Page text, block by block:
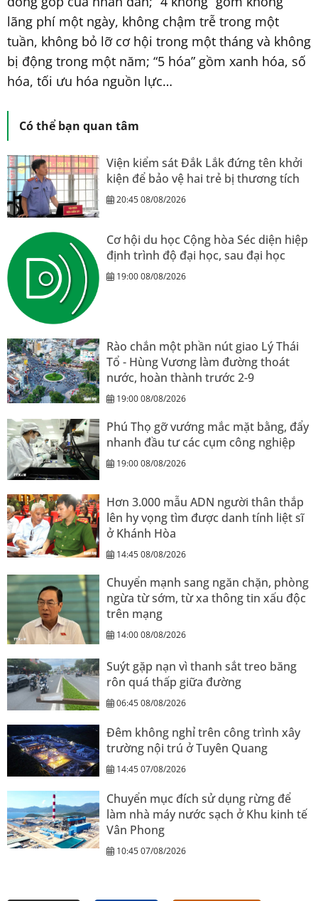
lãng phí một ngày, không chậm trễ trong một
tuần, không bỏ lỡ cơ hội trong một tháng và không
bị động trong một năm; “5 hóa” gồm xanh hóa, số
hóa, tối ưu hóa nguồn lực…
Có thể bạn quan tâm
Viện kiểm sát Đắk Lắk đứng tên khởi
kiện để bảo vệ hai trẻ bị thương tích
20:45 08/08/2026
Cơ hội du học Cộng hòa Séc diện hiệp
định trình độ đại học, sau đại học
19:00 08/08/2026
Rào chắn một phần nút giao Lý Thái
Tổ - Hùng Vương làm đường thoát
nước, hoàn thành trước 2-9
19:00 08/08/2026
Phú Thọ gỡ vướng mắc mặt bằng, đẩy
nhanh đầu tư các cụm công nghiệp
19:00 08/08/2026
Hơn 3.000 mẫu ADN người thân thắp
lên hy vọng tìm được danh tính liệt sĩ
ở Khánh Hòa
14:45 08/08/2026
Chuyển mạnh sang ngăn chặn, phòng
ngừa từ sớm, từ xa thông tin xấu độc
trên mạng
14:00 08/08/2026
Suýt gặp nạn vì thanh sắt treo băng
rôn quá thấp giữa đường
06:45 08/08/2026
Đêm không nghỉ trên công trình xây
trường nội trú ở Tuyên Quang
14:45 07/08/2026
Chuyển mục đích sử dụng rừng để
làm nhà máy nước sạch ở Khu kinh tế
Vân Phong
10:45 07/08/2026